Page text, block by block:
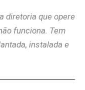
diretoria que opere
funciona. Tem
instalada e